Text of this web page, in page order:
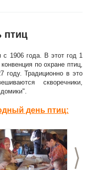
птиц
с 1906 года. В этот год 1
по охране птиц,
году. Традиционно в это
скворечники,
домики".
день птиц:
>